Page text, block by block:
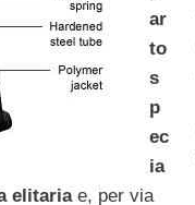
ar
to
s
p
ec
ia
elitariae, per via